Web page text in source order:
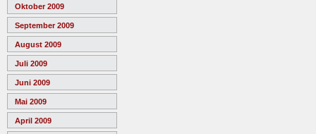
Oktober 2009
September 2009
August 2009
Juli 2009
Juni 2009
Mai 2009
April 2009